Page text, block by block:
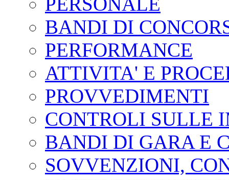
BANDI DI
PERFORMANCE
ATTIVITA' E
PROVVEDIMENTI
CONTROLI SULLE
BANDI DI GARA E
SOVVENZIONI,